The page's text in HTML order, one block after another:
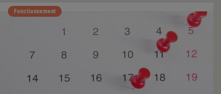
Dienste gelten, von diesem Vorfall betroffen. Daher sieht der
Erlass vom 15. Mai 2025 (M.B., 22.5.2025) vor, dass die in den
wallonischen gesetzlichen Normen festgelegten Fristen, die
von dem Eindringen in das IT-System des SPW im April 2025
betroffen sind, um 60 Tage verlängert werden, wenn: 1° sie
oder ablaufen; 2° sie vor dem 17. April 2025 beginnen und vor
Fonctionnement